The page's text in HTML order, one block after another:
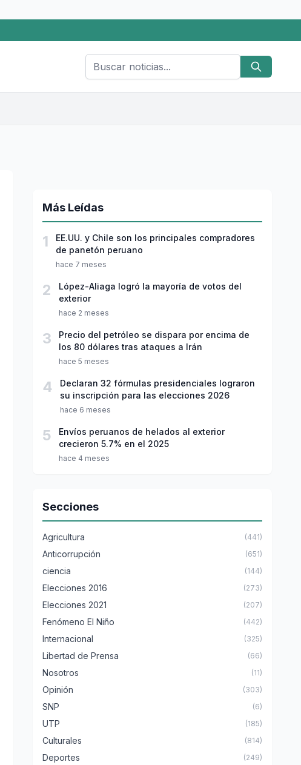
Más Leídas
1
EE.UU. y Chile son los principales compradores
de panetón peruano
hace 7 meses
2
López-Aliaga logró la mayoría de votos del
exterior
hace 2 meses
3
Precio del petróleo se dispara por encima de
los 80 dólares tras ataques a Irán
hace 5 meses
4
Declaran 32 fórmulas presidenciales lograron
su inscripción para las elecciones 2026
hace 6 meses
5
Envíos peruanos de helados al exterior
crecieron 5.7% en el 2025
hace 4 meses
Secciones
Agricultura (441)
Anticorrupción (651)
ciencia (144)
Elecciones 2016 (273)
Elecciones 2021 (207)
Fenómeno El Niño (442)
Internacional (325)
Libertad de Prensa (66)
Nosotros (11)
Opinión (303)
SNP (6)
UTP (185)
Culturales (814)
Deportes (249)